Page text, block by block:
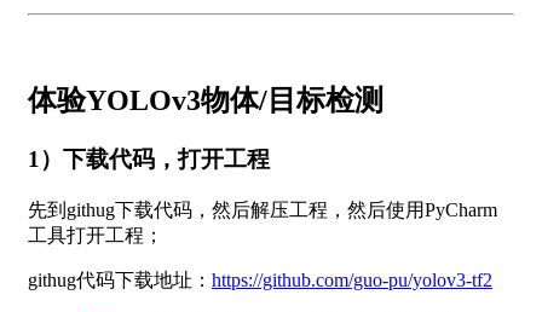
体验YOLOv3物体/目标检测
1）下载代码，打开工程
先到githug下载代码，然后解压工程，然后使用PyCharm
工具打开工程；
githug代码下载地址： https://github.com/guo-pu/yolov3-tf2